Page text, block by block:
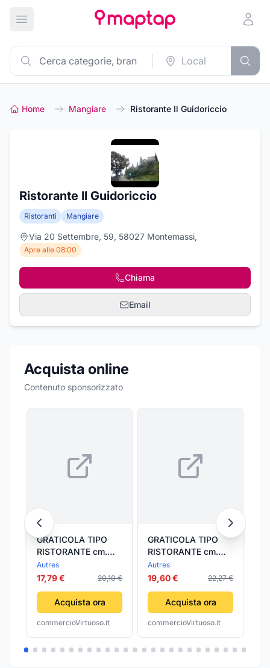
Apri menu principale
Home Mangiare Ristorante Il Guidoriccio
Ristorante Il Guidoriccio
Ristoranti Mangiare
Via 20 Settembre, 59, 58027 Montemassi,
Apre alle 08:00
Chiama
Email
Acquista online
Contenuto sponsorizzato
GRATICOLA TIPO
RISTORANTE cm.
35x40
Autres
17,79 € 20,10 €
Acquista ora
commercioVirtuoso.it
GRATICOLA TIPO
RISTORANTE cm.
40x45
Autres
19,60 € 22,27 €
Acquista ora
commercioVirtuoso.it